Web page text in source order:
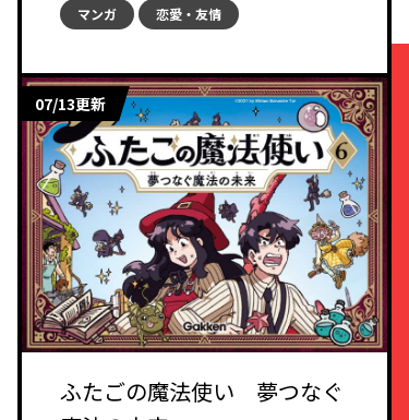
マンガ 恋愛・友情
07/13更新
ふたごの魔法使い 夢つなぐ